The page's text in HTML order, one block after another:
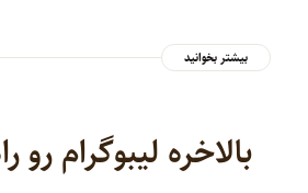
بیشتر بخوانید
بالاخره لیبوگرام رو